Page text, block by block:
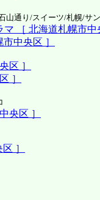
通り/スイーツ/札幌/サ
マ ［ 北海道札幌市中
中央区 ］
区 ］
］
央区 ］
］